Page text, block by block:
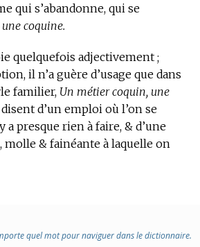
qui s’abandonne, qui se
une coquine.
quelquefois adjectivement ;
il n’a guère d’usage que dans
familier, Un métier coquin, une
d’un emploi où l’on se
a presque rien à faire, & d’une
molle & fainéante à laquelle on
quel mot pour naviguer dans le dictionnaire.